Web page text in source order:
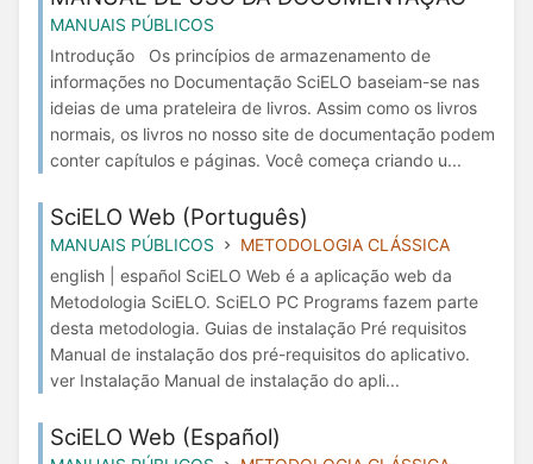
MANUAIS PÚBLICOS
Introdução Os princípios de armazenamento de
informações no Documentação SciELO baseiam-se nas
ideias de uma prateleira de livros. Assim como os livros
normais, os livros no nosso site de documentação podem
conter capítulos e páginas. Você começa criando u...
SciELO Web (Português)
MANUAIS PÚBLICOS
METODOLOGIA CLÁSSICA
english | español SciELO Web é a aplicação web da
Metodologia SciELO. SciELO PC Programs fazem parte
desta metodologia. Guias de instalação Pré requisitos
Manual de instalação dos pré-requisitos do aplicativo.
ver Instalação Manual de instalação do apli...
SciELO Web (Español)